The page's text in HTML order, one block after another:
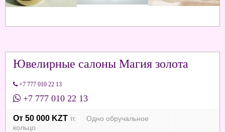
Ювелирные салоны Магия золота
+7 777 010 22 13
+7 777 010 22 13
От 50 000 KZT тг. Одно обручальное
кольцо